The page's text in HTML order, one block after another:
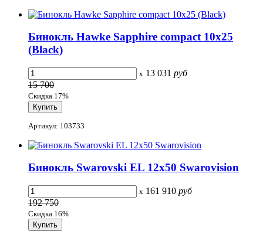
Бинокль Hawke Sapphire compact 10x25
(Black)
x 13 031 руб
15 700
Скидка 17%
Артикул: 103733
Бинокль Swarovski EL 12x50 Swarovision
x 161 910 руб
192 750
Скидка 16%